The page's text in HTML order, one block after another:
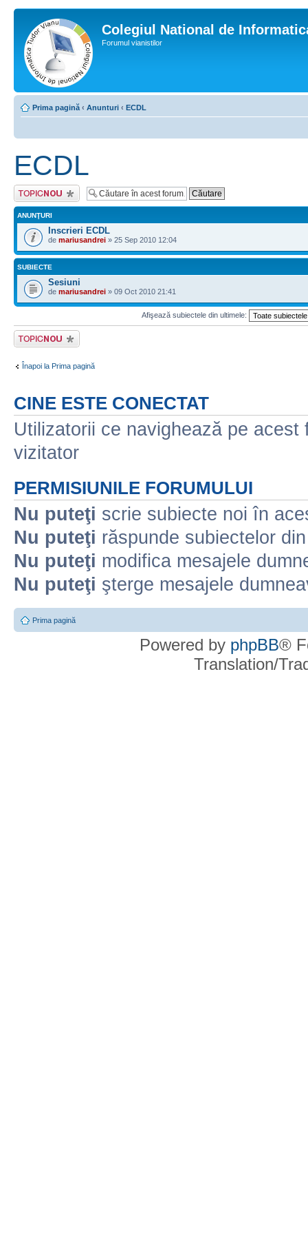
Colegiul National de
Forumul vianistilor
Prima pagină ‹ Anunturi ‹ ECDL
ECDL
Scrie un subiect
nou
ANUNŢURI
Inscrieri ECDL
de mariusandrei » 25 Sep 2010 12:04
SUBIECTE
Sesiuni
de mariusandrei » 09 Oct 2010 21:41
Afişează subiectele din ultimele:
Scrie un subiect
nou
Înapoi la Prima pagină
CINE ESTE CONECTAT
Utilizatorii ce navighează pe
vizitator
PERMISIUNILE FORUMULUI
Nu puteţi scrie subiecte noi în
Nu puteţi răspunde subiectelor
Nu puteţi modifica mesajele
Nu puteţi şterge mesajele
Prima pagină
Powered by phpBB®
Translation/